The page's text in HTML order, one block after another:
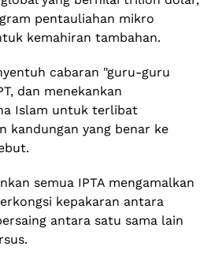
pentauliahan mikro
kemahiran tambahan.
cabaran "guru-guru
dan menekankan
Islam untuk terlibat
kandungan yang benar ke
semua IPTA mengamalkan
kepakaran antara
antara satu sama lain